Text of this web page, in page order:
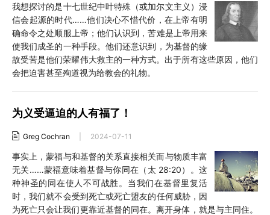
我想探讨的是十七世纪中叶特殊（或加尔文主义）浸
信会起源的时代……他们决心不惜代价，在上帝有明
确命令之处顺服上帝；他们认识到，苦难是上帝用来
使我们成圣的一种手段。他们还意识到，为基督的缘
故受苦是他们荣耀伟大救主的一种方式。出于所有这些原因，他们
会把迫害甚至殉道视为给教会的礼物。
为义受逼迫的人有福了！
Greg Cochran 2024-07-11
事实上，蒙福与和基督的关系直接相关而与物质丰富
无关……蒙福意味着基督与你同在（太 28:20）。这
种神圣的同在使人不可战胜。当我们在基督里复活
时，我们就不会受到死亡或死亡盟友的任何威胁，因
为死亡只会让我们更靠近基督的同在。离开身体，就是与主同住。